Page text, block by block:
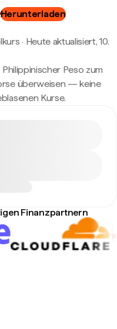
Herunterladen
· Heute aktualisiert, 10.
Philippinischer Peso zum
überweisen — keine
Kurse.
Finanzpartnern